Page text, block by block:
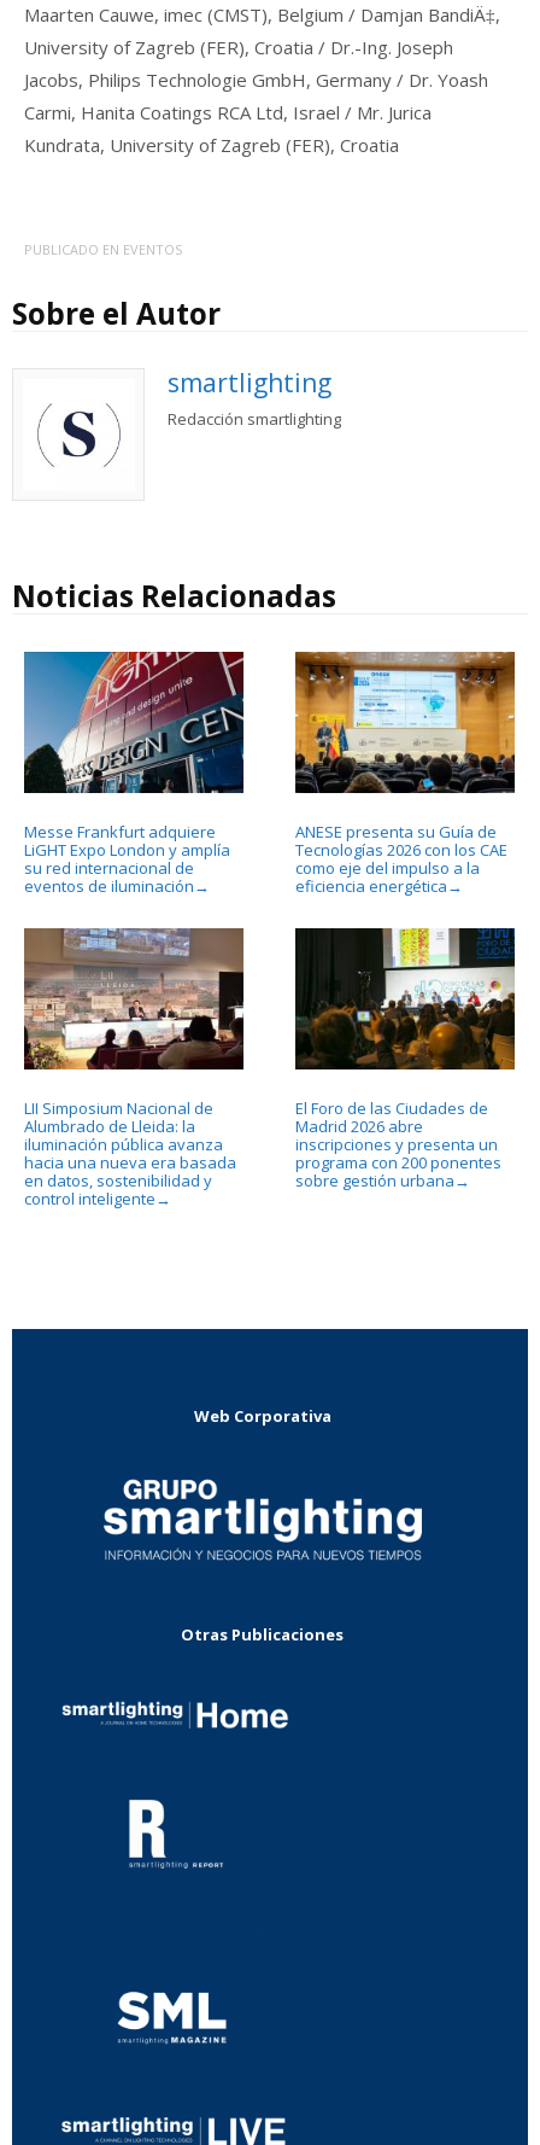
Maarten Cauwe, imec (CMST), Belgium / Damjan BandiÄ‡,
University of Zagreb (FER), Croatia / Dr.-Ing. Joseph
Jacobs, Philips Technologie GmbH, Germany / Dr. Yoash
Carmi, Hanita Coatings RCA Ltd, Israel / Mr. Jurica
Kundrata, University of Zagreb (FER), Croatia
PUBLICADO EN EVENTOS
Sobre el Autor
smartlighting
Redacción smartlighting
Noticias Relacionadas
Messe Frankfurt adquiere
LiGHT Expo London y amplía
su red internacional de
eventos de iluminación →
ANESE presenta su Guía de
Tecnologías 2026 con los CAE
como eje del impulso a la
eficiencia energética →
LII Simposium Nacional de
Alumbrado de Lleida: la
iluminación pública avanza
hacia una nueva era basada
en datos, sostenibilidad y
control inteligente →
El Foro de las Ciudades de
Madrid 2026 abre
inscripciones y presenta un
programa con 200 ponentes
sobre gestión urbana →
Web Corporativa
Otras Publicaciones